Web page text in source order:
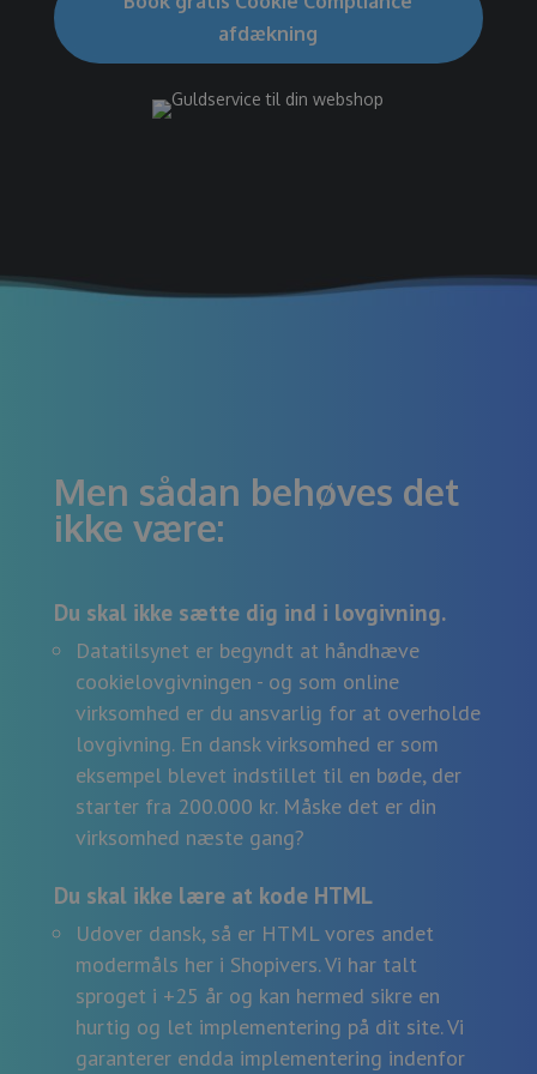
afdækning
Men sådan behøves det
ikke være:
Du skal ikke sætte dig ind i lovgivning.
Datatilsynet er begyndt at håndhæve
cookielovgivningen - og som online
virksomhed er du ansvarlig for at overholde
lovgivning. En dansk virksomhed er som
eksempel blevet indstillet til en bøde, der
starter fra 200.000 kr. Måske det er din
virksomhed næste gang?
Du skal ikke lære at kode HTML
Udover dansk, så er HTML vores andet
modermåls her i Shopivers. Vi har talt
sproget i +25 år og kan hermed sikre en
hurtig og let implementering på dit site. Vi
garanterer endda implementering indenfor